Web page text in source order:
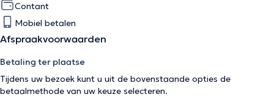
Contant
Mobiel betalen
Afspraakvoorwaarden
Betaling ter plaatse
Tijdens uw bezoek kunt u uit de bovenstaande opties de
betaalmethode van uw keuze selecteren.